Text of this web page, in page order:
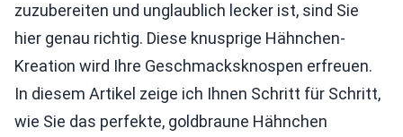
zuzubereiten und unglaublich lecker ist, sind Sie
hier genau richtig. Diese knusprige Hähnchen-
Kreation wird Ihre Geschmacksknospen erfreuen.
In diesem Artikel zeige ich Ihnen Schritt für Schritt,
wie Sie das perfekte, goldbraune Hähnchen